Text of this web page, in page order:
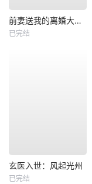
前妻送我的离婚大礼包
已完结
玄医入世：风起光州
已完结